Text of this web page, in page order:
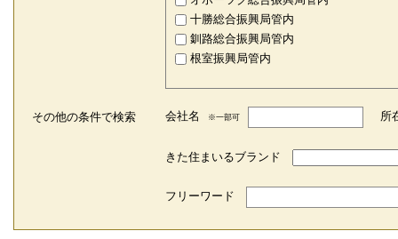
2021年01月19日「北方型
た。アップデートの
2021年01月19日 「北方型
を「ご利用方法」の
2020年12月25日［重要：
ートに伴い2021年1
十勝総合振興局管内
釧路総合振興局管内
根室振興局管内
その他の条件で検索 会社名 ※一部可 所
きた住まいるブランド
フリーワード